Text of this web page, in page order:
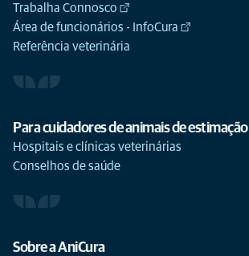
Trabalha Connosco
Área de funcionários - InfoCura
Referência veterinária
Para cuidadores de animais de estimação
Hospitais e clínicas veterinárias
Conselhos de saúde
Sobre a AniCura